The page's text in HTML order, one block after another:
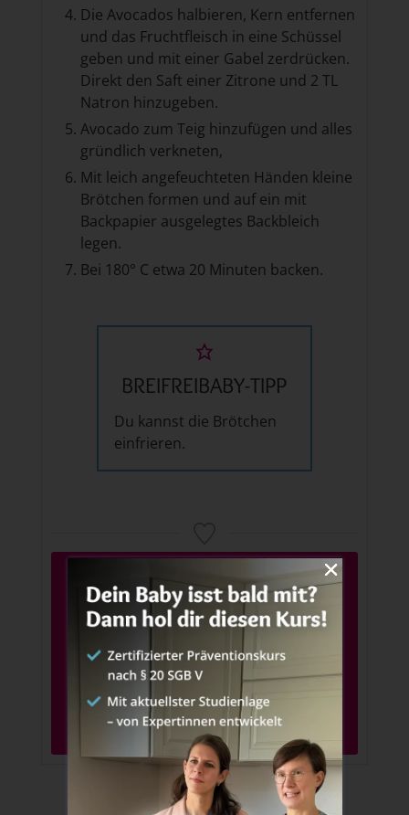
Die Avocados halbieren, Kern entfernen
und das Fruchtfleisch in eine Schüssel
geben und mit einer Gabel zerdrücken.
Direkt den Saft einer Zitrone und 2 TL
Natron hinzugeben.
Avocado zum Teig hinzufügen und alles
gründlich verkneten,
Mit leich angefeuchteten Händen kleine
Brötchen formen und auf ein mit
Backpapier ausgelegtes Backbleich
legen.
Bei 180° C etwa 20 Minuten backen.
BREIFREIBABY-TIPP
Du kannst die Brötchen
einfrieren.
Du hast das Rezept ausprobiert?
Lade dein Foto auf Instagram hoch und
@breifreibaby_
#breifreibaby!